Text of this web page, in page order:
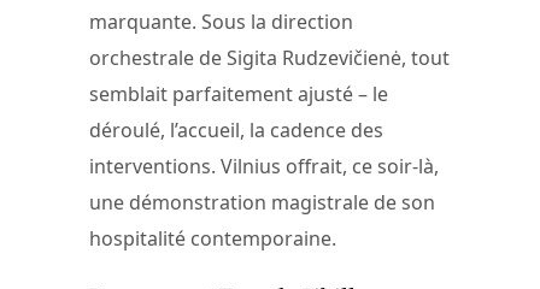
marquante. Sous la direction
orchestrale de Sigita Rudzevičienė, tout
semblait parfaitement ajusté – le
déroulé, l’accueil, la cadence des
interventions. Vilnius offrait, ce soir-là,
une démonstration magistrale de son
hospitalité contemporaine.